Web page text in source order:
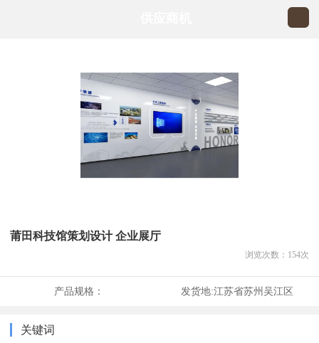
莆田科技馆策划设计 企业展厅
浏览次数： 154次
产品规格： 发货地:江苏省苏州吴江区
关键词